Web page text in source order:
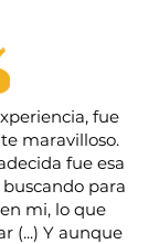
fue
maravilloso.
fue esa
para
mi, lo que
(...) Y aunque